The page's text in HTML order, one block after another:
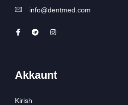
info@dentmed.com
Akkaunt
Kirish